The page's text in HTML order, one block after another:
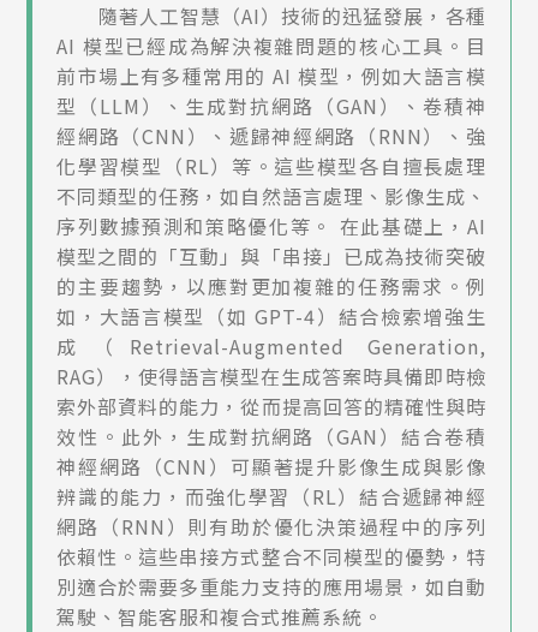
隨著人工智慧（AI）技術的迅猛發展，各種
AI 模型已經成為解決複雜問題的核心工具。目
前市場上有多種常用的 AI 模型，例如大語言模
型（LLM）、生成對抗網路（GAN）、卷積神
經網路（CNN）、遞歸神經網路（RNN）、強
化學習模型（RL）等。這些模型各自擅長處理
不同類型的任務，如自然語言處理、影像生成、
序列數據預測和策略優化等。 在此基礎上，AI
模型之間的「互動」與「串接」已成為技術突破
的主要趨勢，以應對更加複雜的任務需求。例
如，大語言模型（如 GPT-4）結合檢索增強生
成（Retrieval-Augmented Generation,
RAG），使得語言模型在生成答案時具備即時檢
索外部資料的能力，從而提高回答的精確性與時
效性。此外，生成對抗網路（GAN）結合卷積
神經網路（CNN）可顯著提升影像生成與影像
辨識的能力，而強化學習（RL）結合遞歸神經
網路（RNN）則有助於優化決策過程中的序列
依賴性。這些串接方式整合不同模型的優勢，特
別適合於需要多重能力支持的應用場景，如自動
駕駛、智能客服和複合式推薦系統。